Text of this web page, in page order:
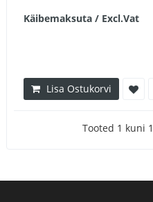
Käibemaksuta / Excl.Vat
Lisa Ostukorvi
Tooted 1 kuni